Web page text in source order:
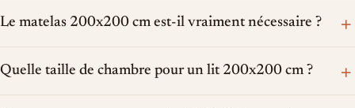
Le matelas 200x200 cm est-il vraiment nécessaire ? +
Quelle taille de chambre pour un lit 200x200 cm ? +